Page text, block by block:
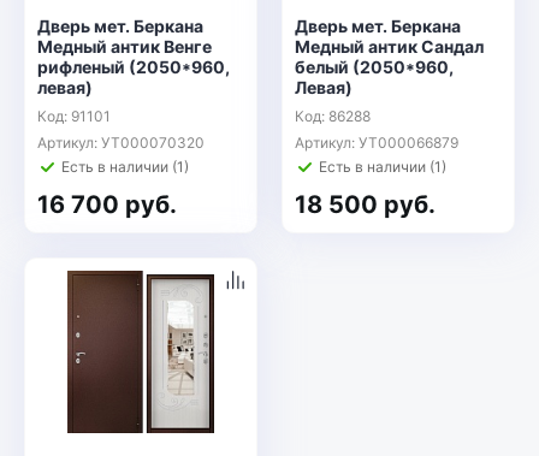
Дверь мет. Беркана
Медный антик Венге
рифленый (2050*960,
левая)
Код: 91101
Артикул: УТ000070320
Есть в наличии (1)
16 700 руб.
Дверь мет. Беркана
Медный антик Сандал
белый (2050*960,
Левая)
Код: 86288
Артикул: УТ000066879
Есть в наличии (1)
18 500 руб.